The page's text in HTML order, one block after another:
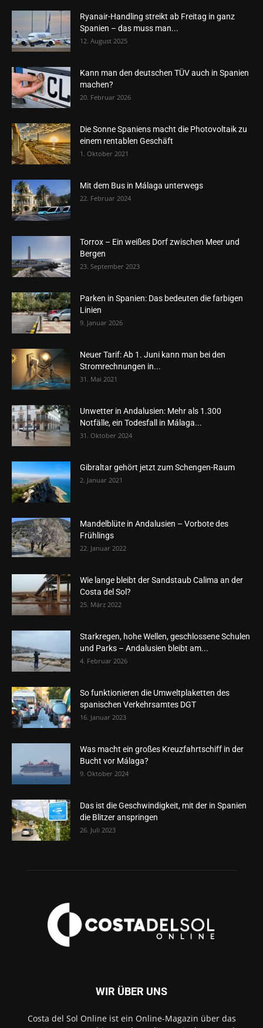
Ryanair-Handling streikt ab Freitag in ganz
Spanien – das muss man...
12. August 2025
Kann man den deutschen TÜV auch in Spanien
machen?
20. Februar 2026
Die Sonne Spaniens macht die Photovoltaik zu
einem rentablen Geschäft
1. Oktober 2021
Mit dem Bus in Málaga unterwegs
22. Februar 2024
Torrox – Ein weißes Dorf zwischen Meer und
Bergen
23. September 2023
Parken in Spanien: Das bedeuten die farbigen
Linien
9. Januar 2026
Neuer Tarif: Ab 1. Juni kann man bei den
Stromrechnungen in...
31. Mai 2021
Unwetter in Andalusien: Mehr als 1.300
Notfälle, ein Todesfall in Málaga...
31. Oktober 2024
Gibraltar gehört jetzt zum Schengen-Raum
2. Januar 2021
Mandelblüte in Andalusien – Vorbote des
Frühlings
22. Januar 2022
Wie lange bleibt der Sandstaub Calima an der
Costa del Sol?
25. März 2022
Starkregen, hohe Wellen, geschlossene Schulen
und Parks – Andalusien bleibt am...
4. Februar 2026
So funktionieren die Umweltplaketten des
spanischen Verkehrsamtes DGT
16. Januar 2023
Was macht ein großes Kreuzfahrtschiff in der
Bucht vor Málaga?
9. Oktober 2024
Das ist die Geschwindigkeit, mit der in Spanien
die Blitzer anspringen
26. Juli 2023
WIR ÜBER UNS
Costa del Sol Online ist ein Online-Magazin über das